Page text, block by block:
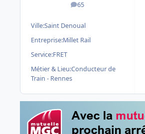
65
messages
Ville:Saint Denoual
Entreprise:Millet Rail
Service:FRET
Métier & Lieu:Conducteur de
Train - Rennes